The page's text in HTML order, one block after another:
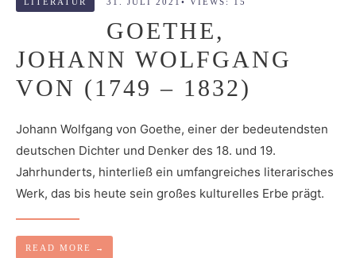
GOETHE,
JOHANN WOLFGANG
VON (1749 – 1832)
Johann Wolfgang von Goethe, einer der bedeutendsten
deutschen Dichter und Denker des 18. und 19.
Jahrhunderts, hinterließ ein umfangreiches literarisches
Werk, das bis heute sein großes kulturelles Erbe prägt.
READ MORE →